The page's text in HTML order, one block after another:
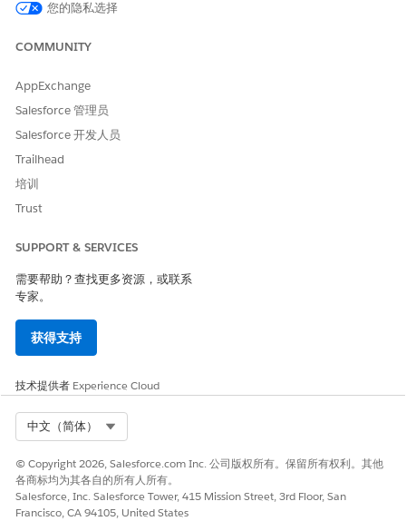
创建决策表。
请与我们共享您的想法，以便我们进行改进！
您的隐私选择
COMMUNITY
AppExchange
Salesforce 管理员
Salesforce 开发人员
Trailhead
培训
Trust
SUPPORT & SERVICES
需要帮助？查找更多资源，或联系
专家。
获得支持
技术提供者 Experience Cloud
中文（简体）
© Copyright 2026, Salesforce.com Inc. 公司版权所有。保留所有权利。其他
各商标均为其各自的所有人所有。
Salesforce, Inc. Salesforce Tower, 415 Mission Street, 3rd Floor, San
Francisco, CA 94105, United States